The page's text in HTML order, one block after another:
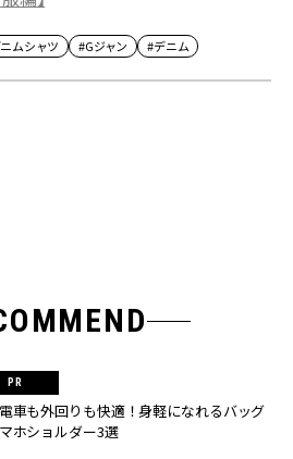
ムシャツ #Gジャン #デニム
車も外回りも快適！身軽になれるバッグ
ホショルダー3選